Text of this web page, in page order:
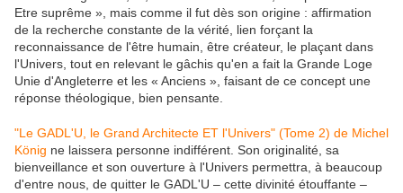
Etre suprême », mais comme il fut dès son origine : affirmation
de la recherche constante de la vérité, lien forçant la
reconnaissance de l'être humain, être créateur, le plaçant dans
l'Univers, tout en relevant le gâchis qu'en a fait la Grande Loge
Unie d'Angleterre et les « Anciens », faisant de ce concept une
réponse théologique, bien pensante.
"Le GADL'U, le Grand Architecte ET l'Univers" (Tome 2) de Michel
König ne laissera personne indifférent. Son originalité, sa
bienveillance et son ouverture à l'Univers permettra, à beaucoup
d'entre nous, de quitter le GADL'U – cette divinité étouffante –